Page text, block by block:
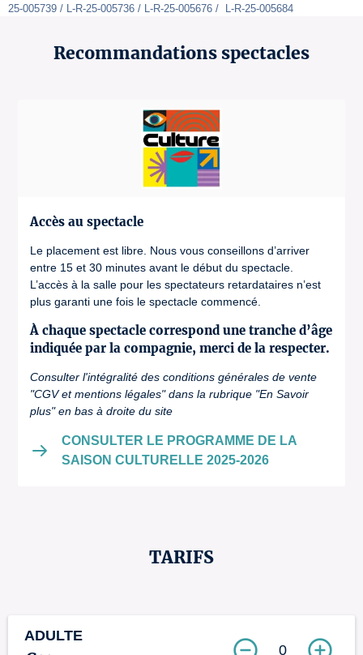
25-005739 / L-R-25-005736 / L-R-25-005676 /  L-R-25-005684
TARIFS
ADULTE
0
Recommandations spectacles
Accès au spectacle
Le placement est libre. Nous vous conseillons d’arriver
entre 15 et 30 minutes avant le début du spectacle.
L’accès à la salle pour les spectateurs retardataires n’est
plus garanti une fois le spectacle commencé.
À chaque spectacle correspond une tranche d’âge
indiquée par la compagnie, merci de la respecter.
Consulter l'intégralité des conditions générales de vente
"CGV et mentions légales" dans la rubrique "En Savoir
plus" en bas à droite du site
CONSULTER LE PROGRAMME DE LA
SAISON CULTURELLE 2025-2026